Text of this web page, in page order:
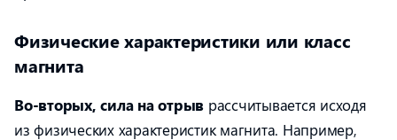
Физические характеристики или класс
магнита
Во-вторых, сила на отрыв рассчитывается исходя
из физических характеристик магнита. Например,